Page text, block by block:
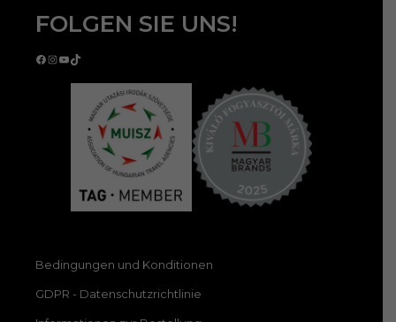
FOLGEN SIE UNS!
Facebook
Instagram
YouTube
TikTok
Bedingungen und Konditionen
GDPR - Datenschutzrichtlinie